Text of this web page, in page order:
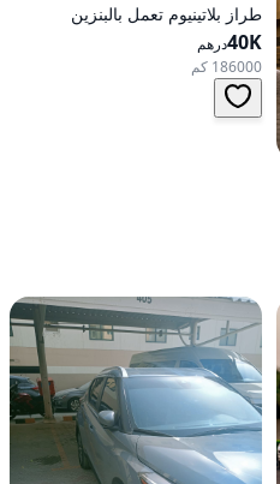
طراز بلاتينيوم تعمل بالبنزين
أوتوماتيكية بدفع كلي
40Kدرهم
186000 كم